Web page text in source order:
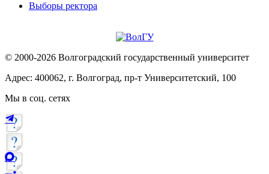
Выборы ректора
© 2000-2026 Волгоградский государственный университет
Адрес: 400062, г. Волгоград, пр-т Университетский, 100
Мы в соц. сетях